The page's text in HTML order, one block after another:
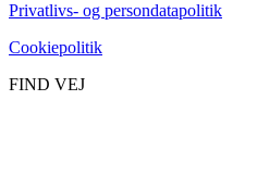
Privatlivs- og persondatapolitik
Cookiepolitik
FIND VEJ